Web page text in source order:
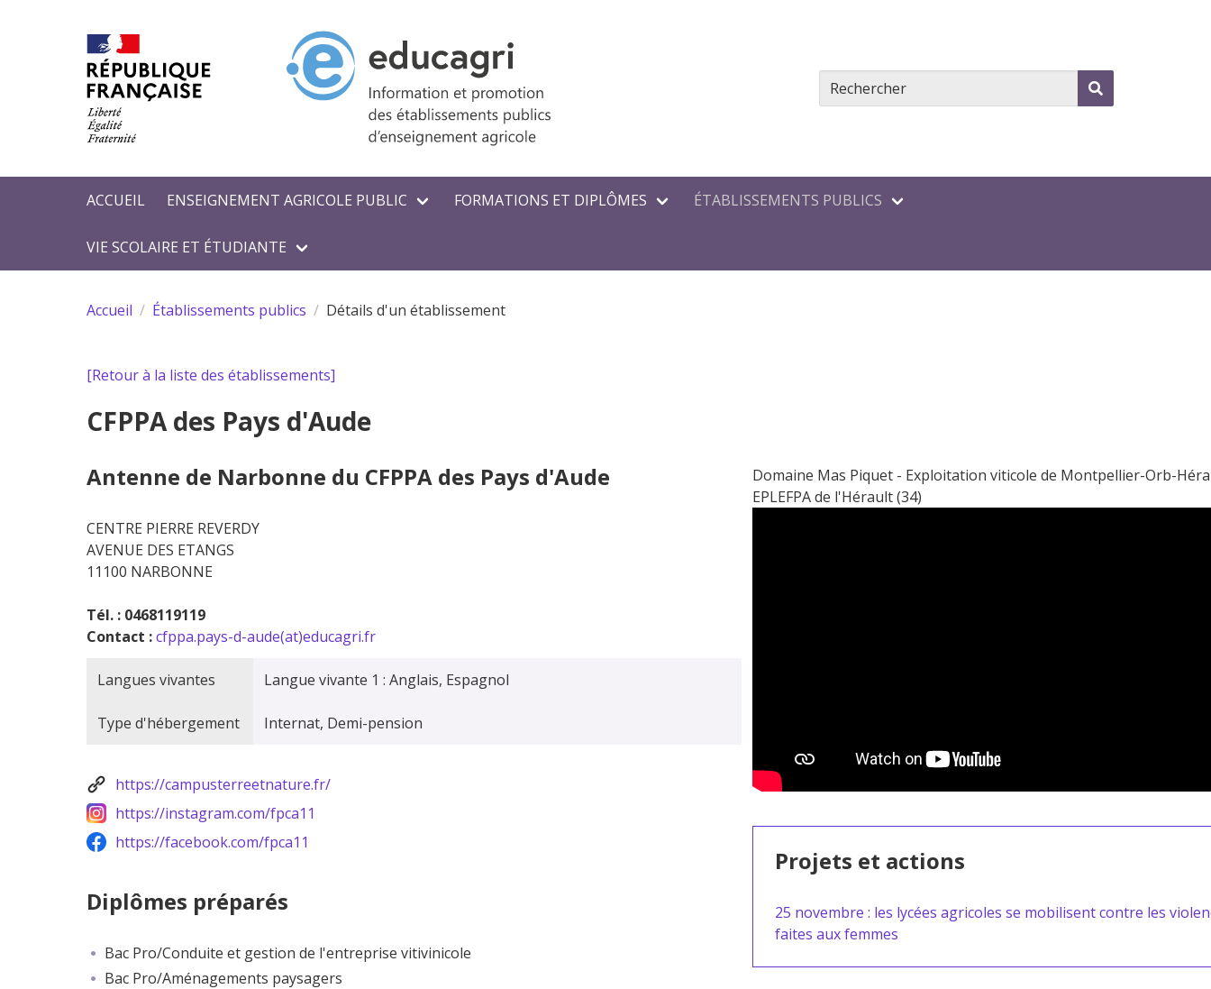
ACCUEIL ENSEIGNEMENT AGRICOLE PUBLIC FORMATIONS ET DIPLÔMES ÉTABLISSEMENTS PUBLICS
VIE SCOLAIRE ET ÉTUDIANTE
Accueil Établissements publics Détails d'un établissement
[Retour à la liste des établissements]
CFPPA des Pays d'Aude
Antenne de Narbonne du CFPPA des Pays d'Aude
CENTRE PIERRE REVERDY
AVENUE DES ETANGS
11100 NARBONNE
Tél. : 0468119119
Contact :cfppa.pays-d-aude(at)educagri.fr
Langues vivantes Langue vivante 1 : Anglais, Espagnol
Type d'hébergement Internat, Demi-pension
https://campusterreetnature.fr/
https://instagram.com/fpca11
https://facebook.com/fpca11
Diplômes préparés
Bac Pro/Conduite et gestion de l'entreprise vitivinicole
Bac Pro/Aménagements paysagers
Domaine Mas Piquet - Exploitation viticole de Montpellier-Orb-
EPLEFPA de l'Hérault (34)
Projets et actions
25 novembre : les lycées agricoles se mobilisent contre les
faites aux femmes